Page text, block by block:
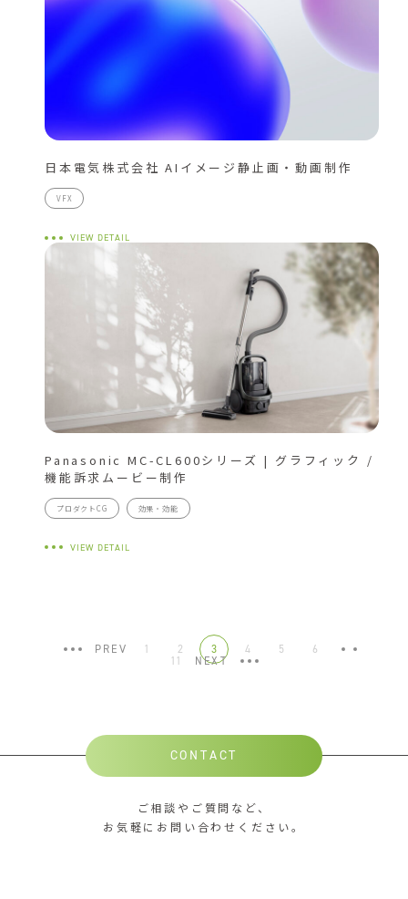
日本電気株式会社 AIイメージ静止画・動画制作
VFX
VIEW DETAIL
Panasonic MC-CL600シリーズ | グラフィック /
機能訴求ムービー制作
プロダクトCG 効果・効能
VIEW DETAIL
PREV 1 2 3 4 5 6
…
11
NEXT
CONTACT
ご相談やご質問など、
お気軽にお問い合わせください。